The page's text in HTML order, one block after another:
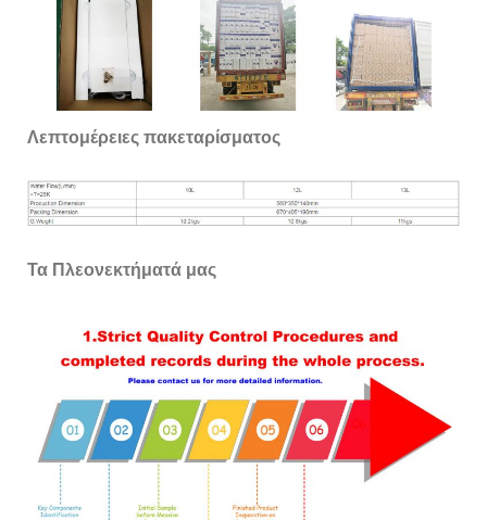
Λεπτομέρειες πακεταρίσματος
Τα Πλεονεκτήματά μας